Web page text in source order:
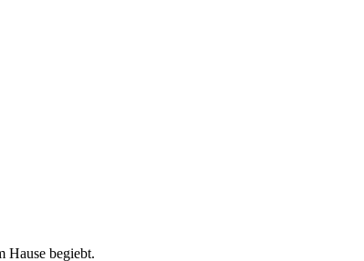
Hause begiebt.